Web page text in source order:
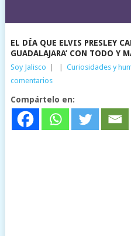
EL DÍA QUE ELVIS PRESLEY
GUADALAJARA’ CON TODO Y
Soy Jalisco Curiosidades y
comentarios
Compártelo en: